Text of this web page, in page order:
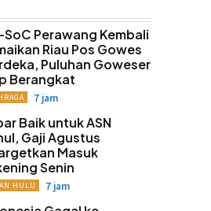
SoC Perawang Kembali
Riau Pos Gowes
Puluhan Goweser
Berangkat
7 jam
Baik untuk ASN
Gaji Agustus
Masuk
Senin
HULU 7 jam